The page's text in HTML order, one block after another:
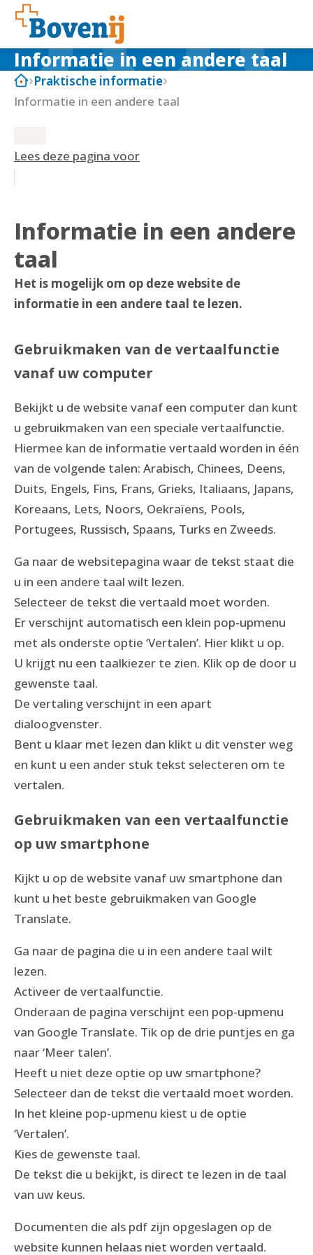
Informatie in een andere taal
Praktische informatie
Informatie in een andere taal
Lees deze pagina voor
Informatie in een andere
taal
Het is mogelijk om op deze website de
informatie in een andere taal te lezen.
Gebruikmaken van de vertaalfunctie
vanaf uw computer
Bekijkt u de website vanaf een computer dan kunt
u gebruikmaken van een speciale vertaalfunctie.
Hiermee kan de informatie vertaald worden in één
van de volgende talen: Arabisch, Chinees, Deens,
Duits, Engels, Fins, Frans, Grieks, Italiaans, Japans,
Koreaans, Lets, Noors, Oekraïens, Pools,
Portugees, Russisch, Spaans, Turks en Zweeds.
Ga naar de websitepagina waar de tekst staat die
u in een andere taal wilt lezen.
Selecteer de tekst die vertaald moet worden.
Er verschijnt automatisch een klein pop-upmenu
met als onderste optie ‘Vertalen’. Hier klikt u op.
U krijgt nu een taalkiezer te zien. Klik op de door u
gewenste taal.
De vertaling verschijnt in een apart
dialoogvenster.
Bent u klaar met lezen dan klikt u dit venster weg
en kunt u een ander stuk tekst selecteren om te
vertalen.
Gebruikmaken van een vertaalfunctie
op uw smartphone
Kijkt u op de website vanaf uw smartphone dan
kunt u het beste gebruikmaken van Google
Translate.
Ga naar de pagina die u in een andere taal wilt
lezen.
Activeer de vertaalfunctie.
Onderaan de pagina verschijnt een pop-upmenu
van Google Translate. Tik op de drie puntjes en ga
naar ‘Meer talen’.
Heeft u niet deze optie op uw smartphone?
Selecteer dan de tekst die vertaald moet worden.
In het kleine pop-upmenu kiest u de optie
‘Vertalen’.
Kies de gewenste taal.
De tekst die u bekijkt, is direct te lezen in de taal
van uw keus.
Documenten die als pdf zijn opgeslagen op de
website kunnen helaas niet worden vertaald.